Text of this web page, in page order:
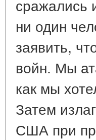
сражались
ни один
заявить,
войн. Мы
как мы
Затем
США при